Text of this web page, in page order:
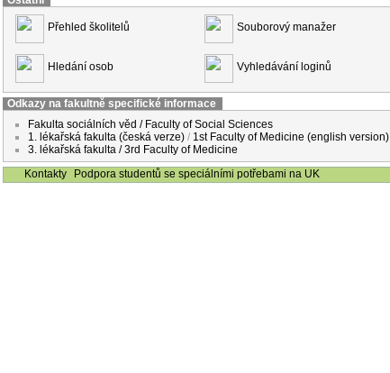
Přehled školitelů Souborový manažer
Hledání osob Vyhledávání loginů
Odkazy na fakultně specifické informace
Fakulta sociálních věd / Faculty of Social Sciences
1. lékařská fakulta (česká verze) / 1st Faculty of Medicine (english version)
3. lékařská fakulta / 3rd Faculty of Medicine
Kontakty
Podpora studentů se speciálními potřebami na UK